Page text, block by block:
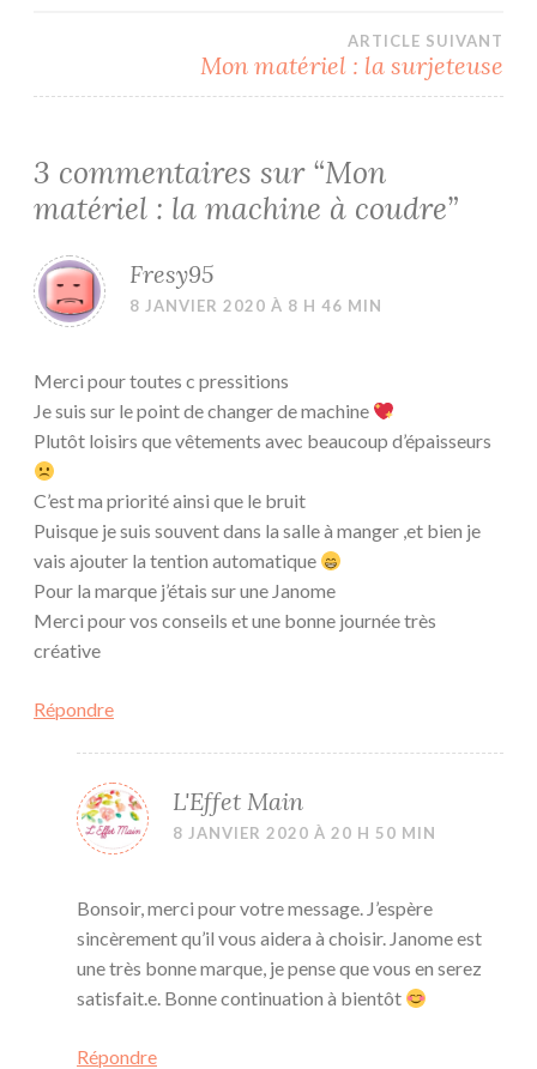
ARTICLE SUIVANT
Mon matériel : la surjeteuse
3 commentaires sur “Mon
matériel : la machine à coudre”
Fresy95
8 JANVIER 2020 À 8 H 46 MIN
Merci pour toutes c pressitions
Je suis sur le point de changer de machine
Plutôt loisirs que vêtements avec beaucoup d’épaisseurs
C’est ma priorité ainsi que le bruit
Puisque je suis souvent dans la salle à manger ,et bien je
vais ajouter la tention automatique
Pour la marque j’étais sur une Janome
Merci pour vos conseils et une bonne journée très
créative
Répondre
L'Effet Main
8 JANVIER 2020 À 20 H 50 MIN
Bonsoir, merci pour votre message. J’espère
sincèrement qu’il vous aidera à choisir. Janome est
une très bonne marque, je pense que vous en serez
satisfait.e. Bonne continuation à bientôt
Répondre